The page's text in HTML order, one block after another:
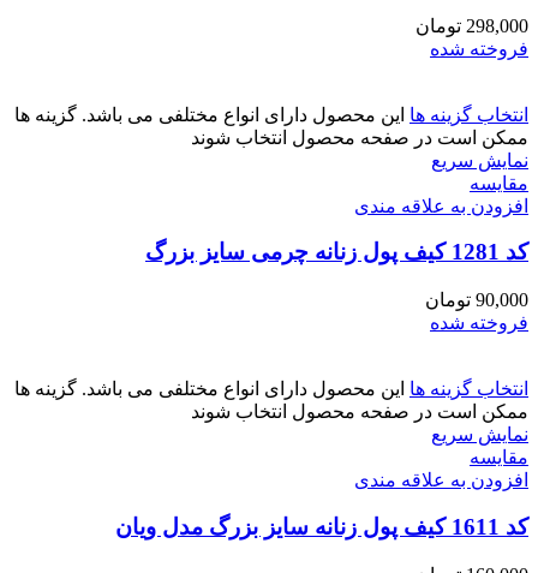
298,000 تومان
فروخته شده
انتخاب گزینه ها این محصول دارای انواع مختلفی می باشد. گزینه ها
ممکن است در صفحه محصول انتخاب شوند
نمایش سریع
مقايسه
افزودن به علاقه مندی
کد 1281 کیف پول زنانه چرمی سایز بزرگ
90,000 تومان
فروخته شده
انتخاب گزینه ها این محصول دارای انواع مختلفی می باشد. گزینه ها
ممکن است در صفحه محصول انتخاب شوند
نمایش سریع
مقايسه
افزودن به علاقه مندی
کد 1611 کیف پول زنانه سایز بزرگ مدل ویان